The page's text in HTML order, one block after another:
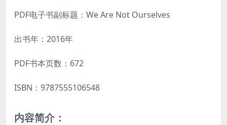
PDF电子书副标题：We Are Not Ourselves
出书年：2016年
PDF书本页数：672
ISBN：9787555106548
内容简介：